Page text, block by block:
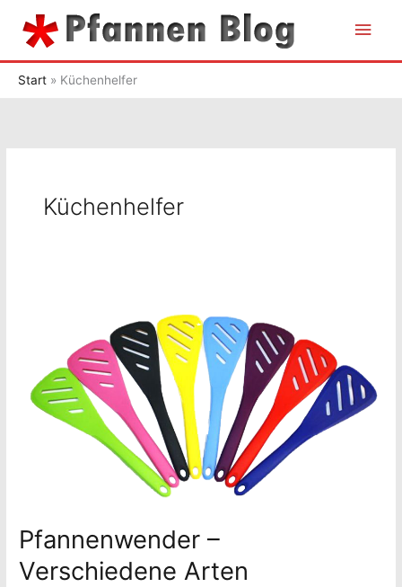
Inhalt
Start Küchenhelfer
Küchenhelfer
Pfannenwender –
Verschiedene Arten